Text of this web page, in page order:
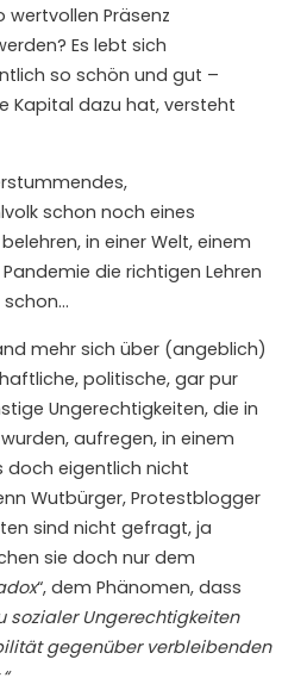
wertvollen Präsenz
Es lebt sich
so schön und gut –
Kapital dazu hat, versteht
schon noch eines
in einer Welt, einem
die richtigen Lehren
schon…
mehr sich über (angeblich)
politische, gar pur
Ungerechtigkeiten, die in
aufregen, in einem
doch eigentlich nicht
Wutbürger, Protestblogger
sind nicht gefragt, ja
sie doch nur dem
“, dem Phänomen, dass
sozialer Ungerechtigkeiten
gegenüber verbleibenden